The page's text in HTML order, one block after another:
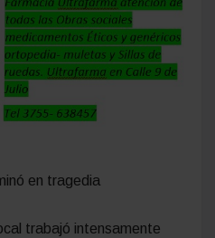
en tragedia
trabajó intensamente